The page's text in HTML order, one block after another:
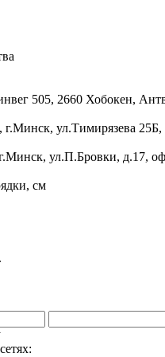
505, 2660 Хобокен,
ул.Тимирязева 25Б,
ул.П.Бровки, д.17,
см